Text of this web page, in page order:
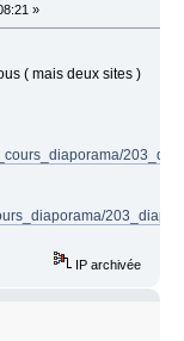
»
( mais deux sites )
IP archivée